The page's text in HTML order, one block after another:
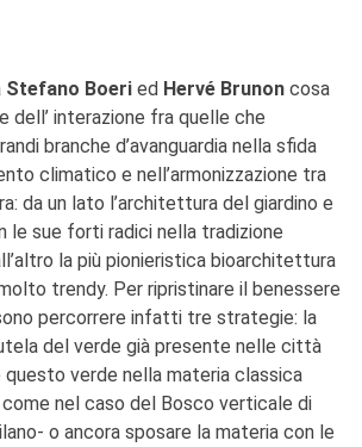
Stefano Boeri ed Hervé Brunon cosa
dell’ interazione fra quelle che
branche d’avanguardia nella sfida
climatico e nell’armonizzazione tra
da un lato l’architettura del giardino e
le sue forti radici nella tradizione
la più pionieristica bioarchitettura
trendy. Per ripristinare il benessere
percorrere infatti tre strategie: la
del verde già presente nelle città
verde nella materia classica
nel caso del Bosco verticale di
o ancora sposare la materia con le